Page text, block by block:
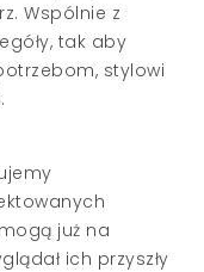
Wspólnie z
tak aby
stylowi
już na
ich przyszły